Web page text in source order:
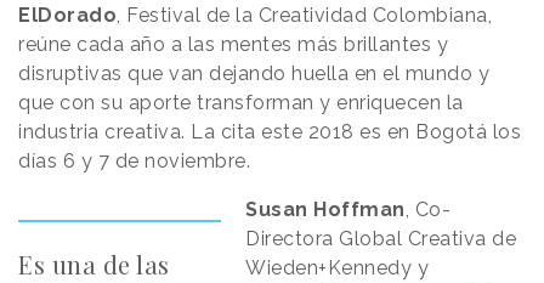
ElDorado, Festival de la Creatividad Colombiana,
reúne cada año a las mentes más brillantes y
disruptivas que van dejando huella en el mundo y
que con su aporte transforman y enriquecen la
industria creativa. La cita este 2018 es en Bogotá los
días 6 y 7 de noviembre.
Es una de las
Susan Hoffman, Co-
Directora Global Creativa de
Wieden+Kennedy y